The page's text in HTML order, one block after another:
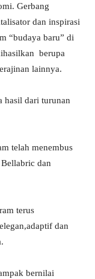
Gerbang
dan inspirasi
“budaya baru” di
berupa
lainnya.
hasil dari turunan
telah menembus
dan
terus
dan
bernilai